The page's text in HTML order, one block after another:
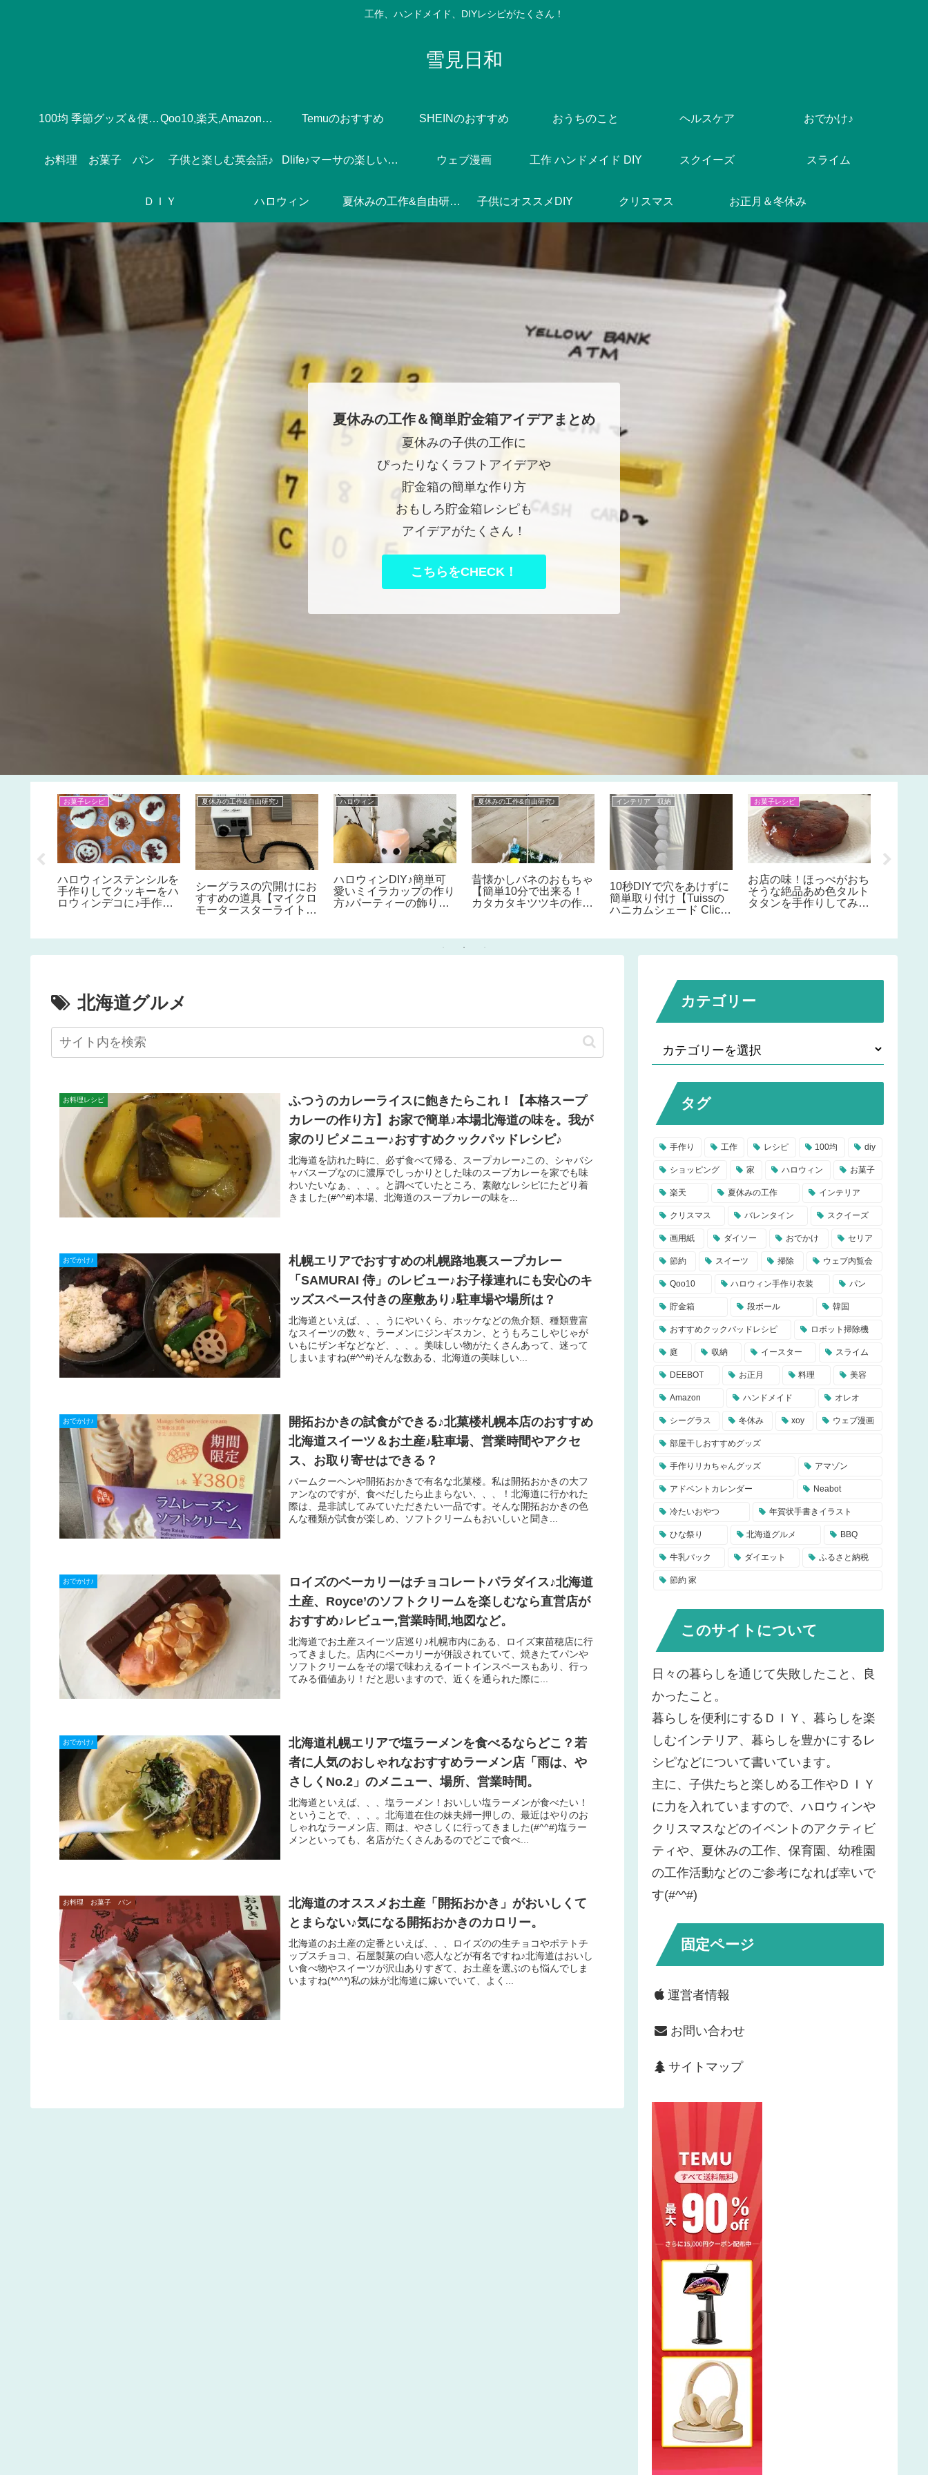
工作、ハンドメイド、DIYレシピがたくさん！
雪見日和
100均 季節グッズ＆便利グッズ Qoo10,楽天,Amazonのおすすめ♪ Temuのおすすめ SHEINのおすすめ おうちのこと ヘルスケア おでかけ♪
お料理 お菓子 パン 子供と楽しむ英会話♪ Dlife♪マーサの楽しい焼き菓子づくり ウェブ漫画 工作 ハンドメイド DIY スクイーズ スライム
ＤＩＹ ハロウィン 夏休みの工作&自由研究♪ 子供にオススメDIY クリスマス お正月＆冬休み
夏休みの工作＆簡単貯金箱アイデアまとめ
夏休みの子供の工作に
ぴったりなくラフトアイデアや
貯金箱の簡単な作り方
おもしろ貯金箱レシピも
アイデアがたくさん！
こちらをCHECK！
お菓子レシピ
ハロウィンステンシルを
手作りしてクッキーをハ
ロウィンデコに♪手作り
ンパーティーを盛り上げ
夏休みの工作&自由研究♪
シーグラスの穴開けにお
すすめの道具【マイクロ
モータースターライトの
ハロウィン
ハロウィンDIY♪簡単可
愛いミイラカップの作り
方♪パーティーの飾りや
夏休みの工作&自由研究♪
昔懐かしバネのおもちゃ
【簡単10分で出来る！
カタカタキツツキの作り
たり！
インテリア 収納
10秒DIYで穴をあけずに
簡単取り付け【Tuissの
ハニカムシェード Click
お菓子レシピ
お店の味！ほっぺがおち
そうな絶品あめ色タルト
タタンを手作りしてみよ
り！お
北海道グルメ
お料理レシピ
ふつうのカレーライスに飽きたらこれ！【本格スープ
カレーの作り方】お家で簡単♪本場北海道の味を。我が
家のリピメニュー♪おすすめクックパッドレシピ♪
北海道を訪れた時に、必ず食べて帰る、スープカレー♪この、シャバシ
ャバスープなのに濃厚でしっかりとした味のスープカレーを家でも味
わいたいなぁ、、、。と調べていたところ、素敵なレシピにたどり着
きました(#^^#)本場、北海道のスープカレーの味を...
おでかけ♪
札幌エリアでおすすめの札幌路地裏スープカレー
「SAMURAI 侍」のレビュー♪お子様連れにも安心のキ
ッズスペース付きの座敷あり♪駐車場や場所は？
北海道といえば、、、うにやいくら、ホッケなどの魚介類、種類豊富
なスイーツの数々、ラーメンにジンギスカン、とうもろこしやじゃが
いもにザンギなどなど、、、。美味しい物がたくさんあって、迷って
しまいますね(#^^#)そんな数ある、北海道の美味しい...
おでかけ♪
開拓おかきの試食ができる♪北菓楼札幌本店のおすすめ
北海道スイーツ＆お土産♪駐車場、営業時間やアクセ
ス、お取り寄せはできる？
バームクーヘンや開拓おかきで有名な北菓楼。私は開拓おかきの大フ
ァンなのですが、食べだしたら止まらない、、、！北海道に行かれた
際は、是非試してみていただきたい一品です。そんな開拓おかきの色
んな種類が試食が楽しめ、ソフトクリームもおいしいと聞き...
おでかけ♪
ロイズのベーカリーはチョコレートパラダイス♪北海道
土産、Royce’のソフトクリームを楽しむなら直営店が
おすすめ♪レビュー,営業時間,地図など。
北海道でお土産スイーツ店巡り♪札幌市内にある、ロイズ東苗穂店に行
ってきました。店内にベーカリーが併設されていて、焼きたてパンや
ソフトクリームをその場で味わえるイートインスペースもあり、行っ
てみる価値あり！だと思いますので、近くを通られた際に...
おでかけ♪
北海道札幌エリアで塩ラーメンを食べるならどこ？若
者に人気のおしゃれなおすすめラーメン店「雨は、や
さしくNo.2」のメニュー、場所、営業時間。
北海道といえば、、、塩ラーメン！おいしい塩ラーメンが食べたい！
ということで、、、。北海道在住の妹夫婦一押しの、最近はやりのお
しゃれなラーメン店、雨は、やさしくに行ってきました(#^^#)塩ラー
メンといっても、名店がたくさんあるのでどこで食べ...
お料理 お菓子 パン
北海道のオススメお土産「開拓おかき」がおいしくて
とまらない♪気になる開拓おかきのカロリー。
北海道のお土産の定番といえば、、、ロイズのの生チョコやポテトチ
ップスチョコ、石屋製菓の白い恋人などが有名ですね♪北海道はおいし
い食べ物やスイーツが沢山ありすぎて、お土産を選ぶのも悩んでしま
いますね(*^^*)私の妹が北海道に嫁いでいて、よく...
カテゴリー
タグ
手作り 工作 レシピ 100均 diy
ショッピング 家 ハロウィン お菓子
楽天 夏休みの工作 インテリア
クリスマス バレンタイン スクイーズ
画用紙 ダイソー おでかけ セリア
節約 スイーツ 掃除 ウェブ内覧会
Qoo10 ハロウィン手作り衣装 パン
貯金箱 段ボール 韓国
おすすめクックパッドレシピ ロボット掃除機
庭 収納 イースター スライム
DEEBOT お正月 料理 美容
Amazon ハンドメイド オレオ
シーグラス 冬休み xoy ウェブ漫画
部屋干しおすすめグッズ
手作りリカちゃんグッズ アマゾン
アドベントカレンダー Neabot
冷たいおやつ 年賀状手書きイラスト
ひな祭り 北海道グルメ BBQ
牛乳パック ダイエット ふるさと納税
節約 家
このサイトについて
日々の暮らしを通じて失敗したこと、良
かったこと。
暮らしを便利にするＤＩＹ、暮らしを楽
しむインテリア、暮らしを豊かにするレ
シピなどについて書いています。
主に、子供たちと楽しめる工作やＤＩＹ
に力を入れていますので、ハロウィンや
クリスマスなどのイベントのアクティビ
ティや、夏休みの工作、保育園、幼稚園
の工作活動などのご参考になれば幸いで
す(#^^#)
固定ページ
運営者情報
お問い合わせ
サイトマップ